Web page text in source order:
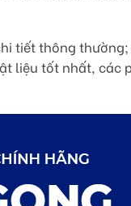
tiết thông
liệu tốt nhất, các